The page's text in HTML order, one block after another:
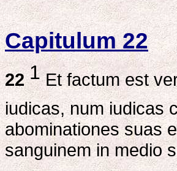
Capitulum 22
22 1Et factum est
iudicas, num iudicas
abominationes suas
sanguinem in medio